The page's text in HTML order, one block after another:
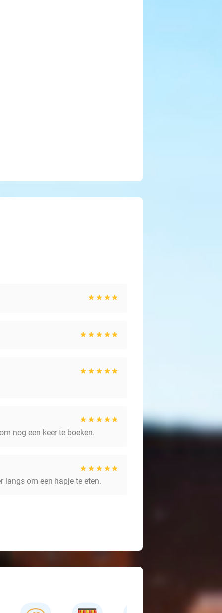
nog een keer te boeken.
langs om een hapje te eten.